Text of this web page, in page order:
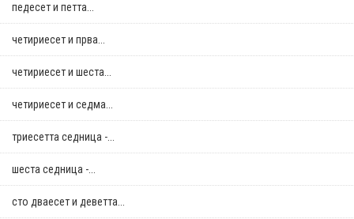
педесет и петта...
четириесет и прва...
четириесет и шеста...
четириесет и седма...
триесетта седница -...
шеста седница -...
сто дваесет и деветта...